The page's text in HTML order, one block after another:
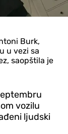
Burk,
u vezi sa
saopštila je
vozilu
ljudski